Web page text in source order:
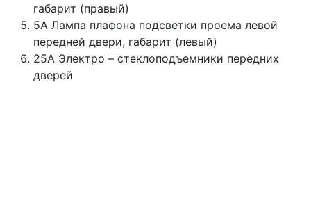
габарит (правый)
5А Лампа плафона подсветки проема левой
передней двери, габарит (левый)
25А Электро – стеклоподъемники передних
дверей